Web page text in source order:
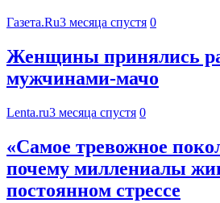
Газета.Ru3 месяца спустя 0
Женщины принялись
мужчинами-мачо
Lenta.ru3 месяца спустя 0
«Самое тревожное
почему миллениалы
постоянном стрессе